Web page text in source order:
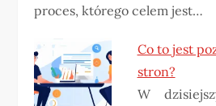
proces, którego celem jest…
Co to jest
stron?
W